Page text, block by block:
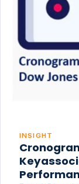
INSIGHT